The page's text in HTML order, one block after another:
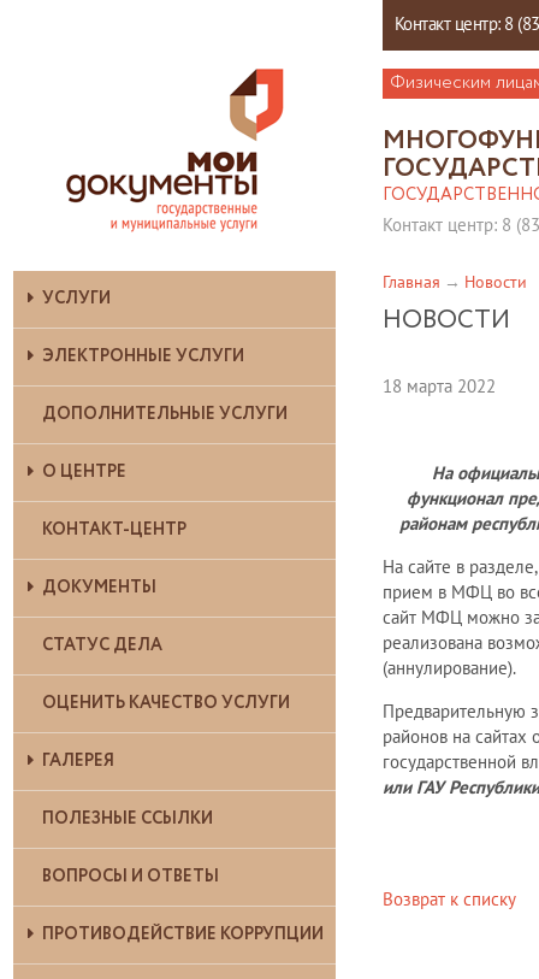
Контакт центр: 8
Физическим
Контакт центр: 8
УСЛУГИ
ЭЛЕКТРОННЫЕ УСЛУГИ
ДОПОЛНИТЕЛЬНЫЕ УСЛУГИ
О ЦЕНТРЕ
КОНТАКТ-ЦЕНТР
ДОКУМЕНТЫ
СТАТУС ДЕЛА
ОЦЕНИТЬ КАЧЕСТВО УСЛУГИ
ГАЛЕРЕЯ
ПОЛЕЗНЫЕ ССЫЛКИ
ВОПРОСЫ И ОТВЕТЫ
ПРОТИВОДЕЙСТВИЕ КОРРУПЦИИ
Главная Новости
НОВОСТИ
18 марта 2022
На
функционал
районам
На сайте в
прием в МФЦ во
сайт МФЦ можно
реализована
(аннулирование).
Предварительную
районов на сайтах
государственной
или ГАУ
Возврат к списку